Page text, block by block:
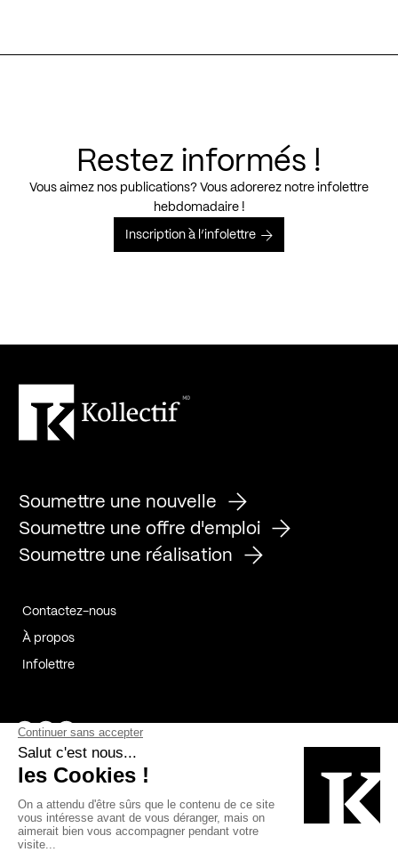
Restez informés !
Vous aimez nos publications? Vous adorerez notre infolettre
hebdomadaire !
Inscription à l’infolettre
Soumettre une nouvelle
Soumettre une offre d'emploi
Soumettre une réalisation
Contactez-nous
À propos
Infolettre
Page Facebook de Kollectif
Page Instagram de Kollectif
Page Linkedin de Kollectif